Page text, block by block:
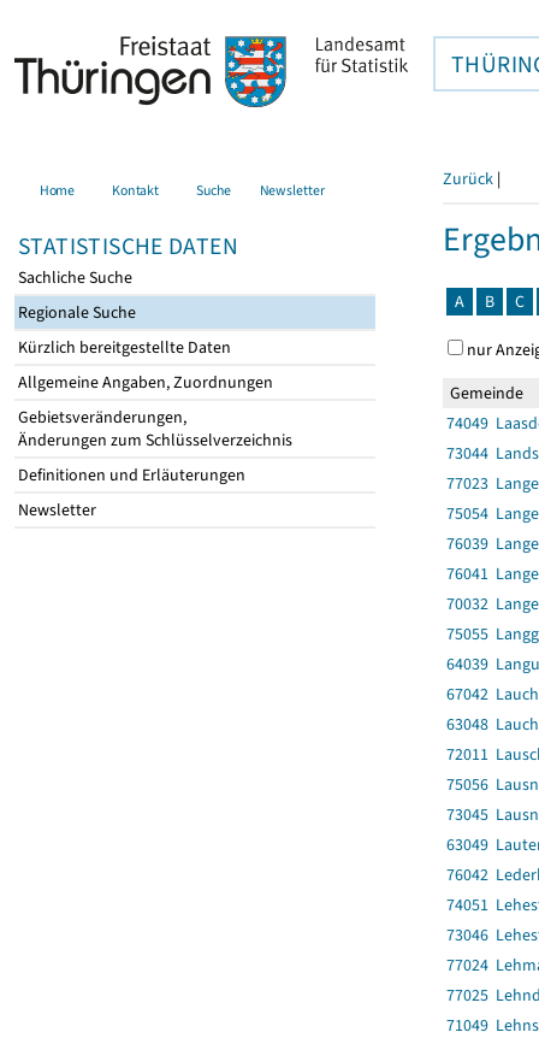
Home Kontakt Suche Newsletter
STATISTISCHE DATEN
Sachliche Suche
Regionale Suche
Kürzlich bereitgestellte Daten
Allgemeine Angaben, Zuordnungen
Gebietsveränderungen,
Änderungen zum Schlüsselverzeichnis
Definitionen und Erläuterungen
Newsletter
Zurück |
A B C
nur
Gemeinde
74049
73044
77023
75054
76039
76041
70032
75055
64039
67042
63048
72011
75056
73045
63049
76042
74051
73046
77024
77025
71049